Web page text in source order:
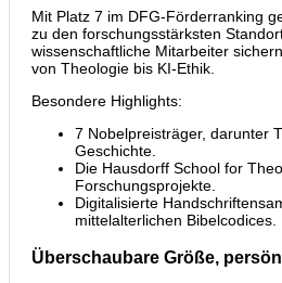
Mit Platz 7 im DFG-Förderranking
zu den forschungsstärksten
wissenschaftliche Mitarbeiter
von Theologie bis KI-Ethik.
Besondere Highlights:
7 Nobelpreisträger, darunter
Geschichte.
Die Hausdorff School for
Forschungsprojekte.
Digitalisierte
mittelalterlichen Bibelcodices.
Überschaubare Größe,